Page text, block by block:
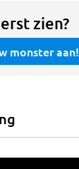
zien?
monster aan!